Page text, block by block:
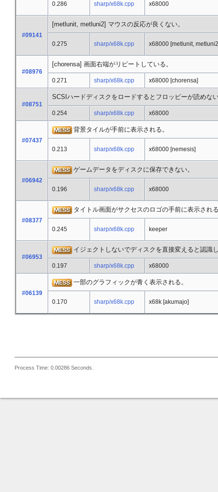
0.286 sharp/x68k.cpp x68000
#09141
[metlunit, metluni2] マウスの反応が良くない。
0.275 sharp/x68k.cpp x68000 [metlunit,
#08976
[chorensa] 画面右端がリピートしている。
0.271 sharp/x68k.cpp x68000 [chorensa]
#08751
SCSIハードディスクをロードするとフロッピーが読めな
0.254 sharp/x68k.cpp x68000
#07437
背景タイルが手前に表示される。
0.213 sharp/x68k.cpp x68000 [nemesis]
#06942
ゲームデータをディスクに保存できない。
0.196 sharp/x68k.cpp x68000
#08377
タイトル画面がサクセスのロゴの手前に表示され
0.245 sharp/x68k.cpp keeper
#06953
イジェクトしないでディスクを直接変えると認識
0.197 sharp/x68k.cpp x68000
#06139
一部のグラフィックが青く表示される。
0.170 sharp/x68k.cpp x68k [akumajo]
Process Time: 0.00286 Seconds.